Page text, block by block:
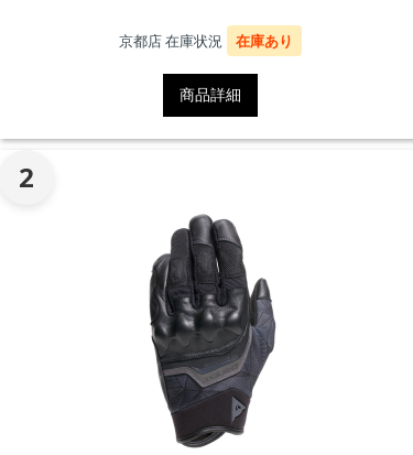
京都店 在庫状況 在庫あり
商品詳細
2